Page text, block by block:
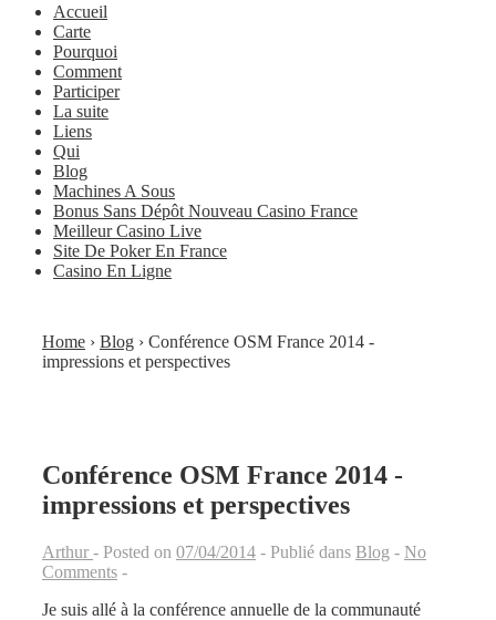
Accueil
Carte
Pourquoi
Comment
Participer
La suite
Liens
Qui
Blog
Machines A Sous
Bonus Sans Dépôt Nouveau Casino France
Meilleur Casino Live
Site De Poker En France
Casino En Ligne
Home › Blog › Conférence OSM France 2014 -
impressions et perspectives
Conférence OSM France 2014 -
impressions et perspectives
Arthur Posted on 07/04/2014 Publié dans Blog
No
Comments
Je suis allé à la conférence annuelle de la communauté